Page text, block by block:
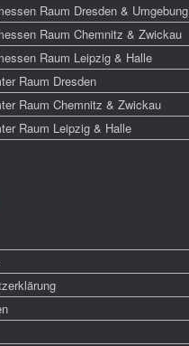
Raum Dresden & Umgebung
Raum Chemnitz & Zwickau
Raum Leipzig & Halle
Raum Dresden
Raum Chemnitz & Zwickau
Raum Leipzig & Halle